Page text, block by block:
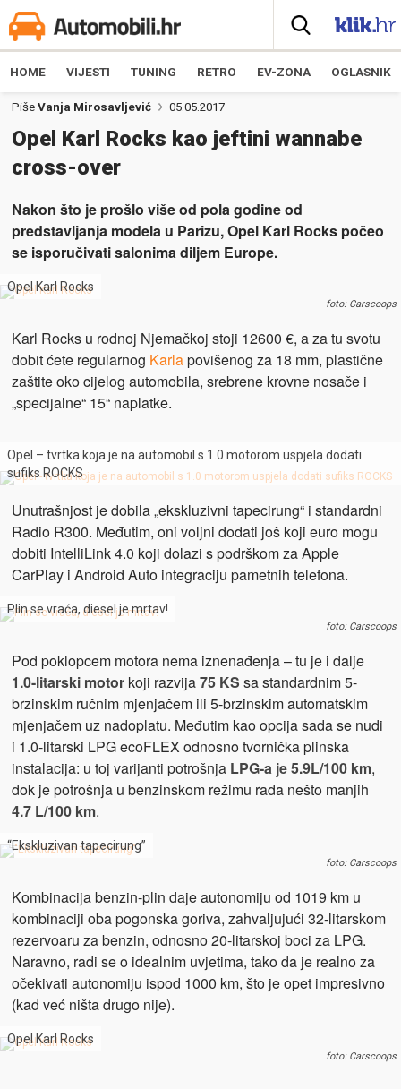
HOME VIJESTI TUNING RETRO EV-ZONA OGLASNIK
Piše Vanja Mirosavljević 05.05.2017
Opel Karl Rocks kao jeftini wannabe
cross-over
Nakon što je prošlo više od pola godine od
predstavljanja modela u Parizu, Opel Karl Rocks počeo
se isporučivati salonima diljem Europe.
Opel Karl Rocks
foto: Carscoops
Karl Rocks u rodnoj Njemačkoj stoji 12600 €, a za tu svotu
dobit ćete regularnog Karlapovišenog za 18 mm, plastične
zaštite oko cijelog automobila, srebrene krovne nosače i
„specijalne“ 15“ naplatke.
Opel – tvrtka koja je na automobil s 1.0 motorom uspjela dodati
sufiks ROCKS
Unutrašnjost je dobila „ekskluzivni tapecirung“ i standardni
Radio R300. Međutim, oni voljni dodati još koji euro mogu
dobiti IntelliLink 4.0 koji dolazi s podrškom za Apple
CarPlay i Android Auto integraciju pametnih telefona.
Plin se vraća, diesel je mrtav!
foto: Carscoops
Pod poklopcem motora nema iznenađenja – tu je i dalje
1.0-litarski motorkoji razvija75 KS sa standardnim 5-
brzinskim ručnim mjenjačem ili 5-brzinskim automatskim
mjenjačem uz nadoplatu. Međutim kao opcija sada se nudi
i 1.0-litarski LPG ecoFLEX odnosno tvornička plinska
instalacija: u toj varijanti potrošnja LPG-a je 5.9L/100 km,
dok je potrošnja u benzinskom režimu rada nešto manjih
4.7 L/100 km.
“Ekskluzivan tapecirung”
foto: Carscoops
Kombinacija benzin-plin daje autonomiju od 1019 km u
kombinaciji oba pogonska goriva, zahvaljujući 32-litarskom
rezervoaru za benzin, odnosno 20-litarskoj boci za LPG.
Naravno, radi se o idealnim uvjetima, tako da je realno za
očekivati autonomiju ispod 1000 km, što je opet impresivno
(kad već ništa drugo nije).
Opel Karl Rocks
foto: Carscoops